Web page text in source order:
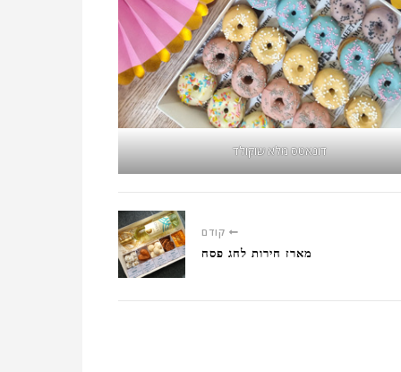
דונאטס מלא שוקולד
קודם
מארז חירות לחג פסח